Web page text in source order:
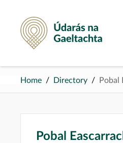
Údarás na Gaeltachta
Home Directory Pobal
Pobal